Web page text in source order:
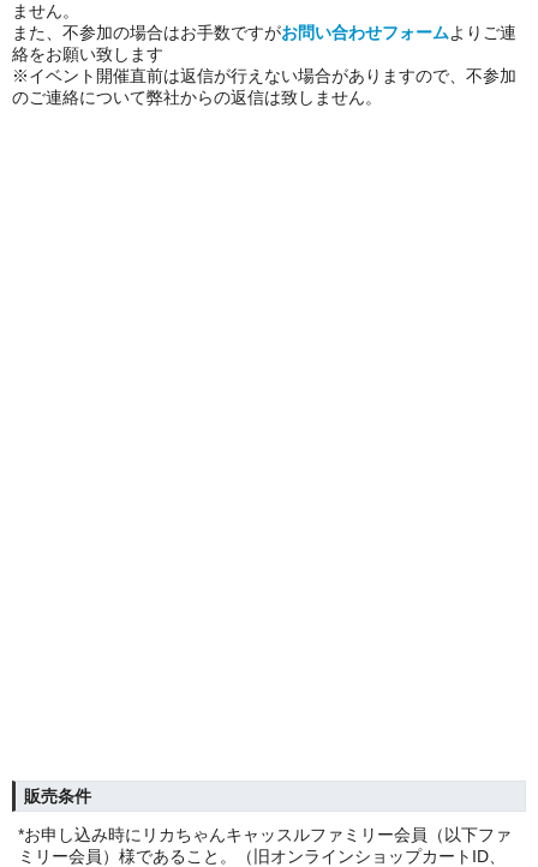
ません。
また、不参加の場合はお手数ですがお問い合わせフォームよりご連
絡をお願い致します
※イベント開催直前は返信が行えない場合がありますので、不参加
のご連絡について弊社からの返信は致しません。
販売条件
*お申し込み時にリカちゃんキャッスルファミリー会員（以下ファ
ミリー会員）様であること。（旧オンラインショップカートID、